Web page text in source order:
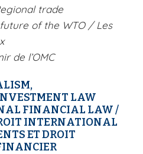
trade
of the WTO / Les
de l’OMC
LAW
FINANCIAL LAW/
INTERNATIONAL
ET DROIT